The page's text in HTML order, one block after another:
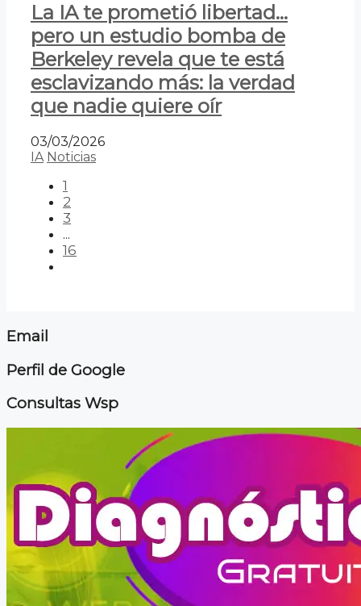
La IA te prometió libertad…
pero un estudio bomba de
Berkeley revela que te está
esclavizando más: la verdad
que nadie quiere oír
03/03/2026
IA Noticias
1
2
3
...
16
Email
Perfil de Google
Consultas Wsp